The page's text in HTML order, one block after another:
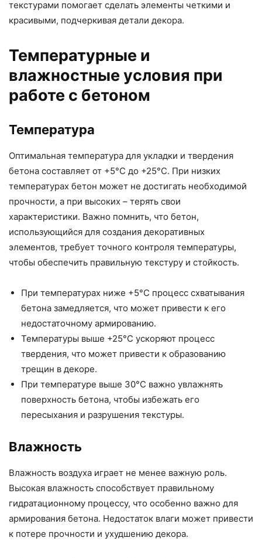
текстурами помогает сделать элементы четкими и
красивыми, подчеркивая детали декора.
Температурные и
влажностные условия при
работе с бетоном
Температура
Оптимальная температура для укладки и твердения
бетона составляет от +5°C до +25°C. При низких
температурах бетон может не достигать необходимой
прочности, а при высоких – терять свои
характеристики. Важно помнить, что бетон,
использующийся для создания декоративных
элементов, требует точного контроля температуры,
чтобы обеспечить правильную текстуру и стойкость.
При температурах ниже +5°C процесс схватывания
бетона замедляется, что может привести к его
недостаточному армированию.
Температуры выше +25°C ускоряют процесс
твердения, что может привести к образованию
трещин в декоре.
При температуре выше 30°C важно увлажнять
поверхность бетона, чтобы избежать его
пересыхания и разрушения текстуры.
Влажность
Влажность воздуха играет не менее важную роль.
Высокая влажность способствует правильному
гидратационному процессу, что особенно важно для
армирования бетона. Недостаток влаги может привести
к потере прочности и ухудшению декора.